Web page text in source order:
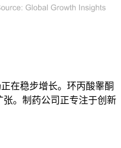
在稳步增长。环丙酸睾酮
。制药公司正专注于创新